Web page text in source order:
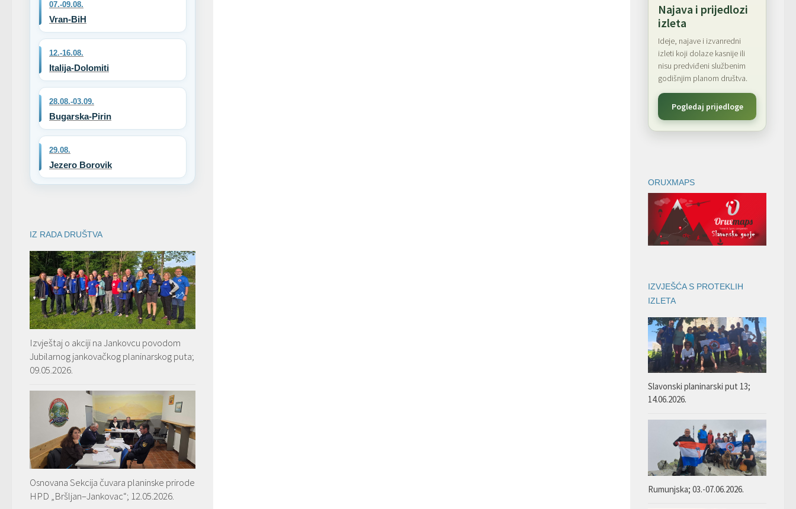
07.-09.08.
Vran-BiH
12.-16.08.
Italija-Dolomiti
28.08.-03.09.
Bugarska-Pirin
29.08.
Jezero Borovik
IZ RADA DRUŠTVA
Izvještaj o akciji na Jankovcu povodom
Jubilarnog jankovačkog planinarskog puta;
09.05.2026.
Osnovana Sekcija čuvara planinske prirode
HPD „Bršljan–Jankovac“; 12.05.2026.
Najava i prijedlozi
izleta
Ideje, najave i izvanredni
izleti koji dolaze kasnije ili
nisu predviđeni službenim
godišnjim planom društva.
Pogledaj prijedloge
ORUXMAPS
IZVJEŠĆA S PROTEKLIH
IZLETA
Slavonski planinarski put 13;
14.06.2026.
Rumunjska; 03.-07.06.2026.